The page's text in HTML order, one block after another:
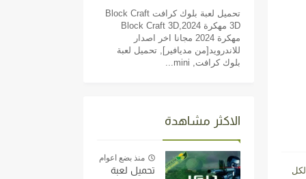
للاندرويد[من مديافير]تحميل لعبة بلوك كرافت Block Craft
3D مهكرة 2024,Block Craft 3D
مهكرة 2024 مجانا اخر اصدار
للاندرويد[من مديافير], تحميل لعبة
بلوك كرافت, mini...
الاكثر مشاهدة
منذ بضع اعوام
تحميل لعبة